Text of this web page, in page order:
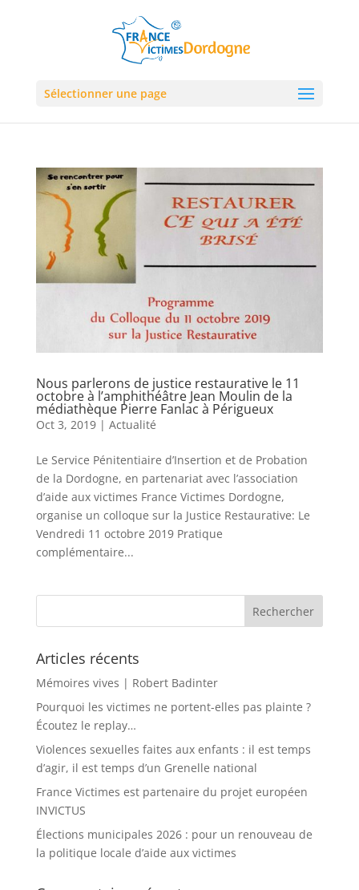
Sélectionner une page
Nous parlerons de justice restaurative le 11
octobre à l’amphithéâtre Jean Moulin de la
médiathèque Pierre Fanlac à Périgueux
Oct 3, 2019| Actualité
Le Service Pénitentiaire d’Insertion et de Probation
de la Dordogne, en partenariat avec l’association
d’aide aux victimes France Victimes Dordogne,
organise un colloque sur la Justice Restaurative: Le
Vendredi 11 octobre 2019 Pratique
complémentaire...
Articles récents
Mémoires vives | Robert Badinter
Pourquoi les victimes ne portent-elles pas plainte ?
Écoutez le replay…
Violences sexuelles faites aux enfants : il est temps
d’agir, il est temps d’un Grenelle national
France Victimes est partenaire du projet européen
INVICTUS
Élections municipales 2026 : pour un renouveau de
la politique locale d’aide aux victimes